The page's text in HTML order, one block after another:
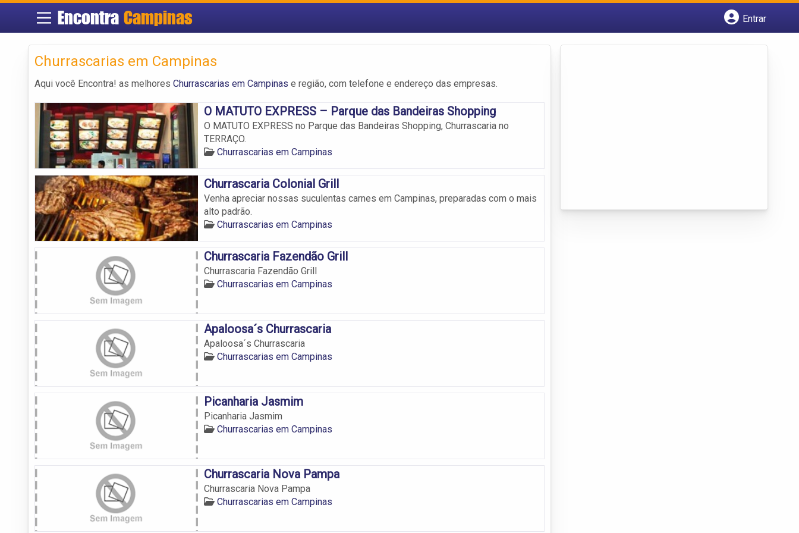
EncontraCampinas
Entrar
Churrascarias em Campinas
Aqui você Encontra! as melhores Churrascarias em Campinas e região, com telefone e endereço das empresas.
O MATUTO EXPRESS – Parque das Bandeiras Shopping
O MATUTO EXPRESS no Parque das Bandeiras Shopping, Churrascaria no
TERRAÇO.
Churrascarias em Campinas
Churrascaria Colonial Grill
Venha apreciar nossas suculentas carnes em Campinas, preparadas com o mais
alto padrão.
Churrascarias em Campinas
Churrascaria Fazendão Grill
Churrascaria Fazendão Grill
Churrascarias em Campinas
Apaloosa´s Churrascaria
Apaloosa´s Churrascaria
Churrascarias em Campinas
Picanharia Jasmim
Picanharia Jasmim
Churrascarias em Campinas
Churrascaria Nova Pampa
Churrascaria Nova Pampa
Churrascarias em Campinas